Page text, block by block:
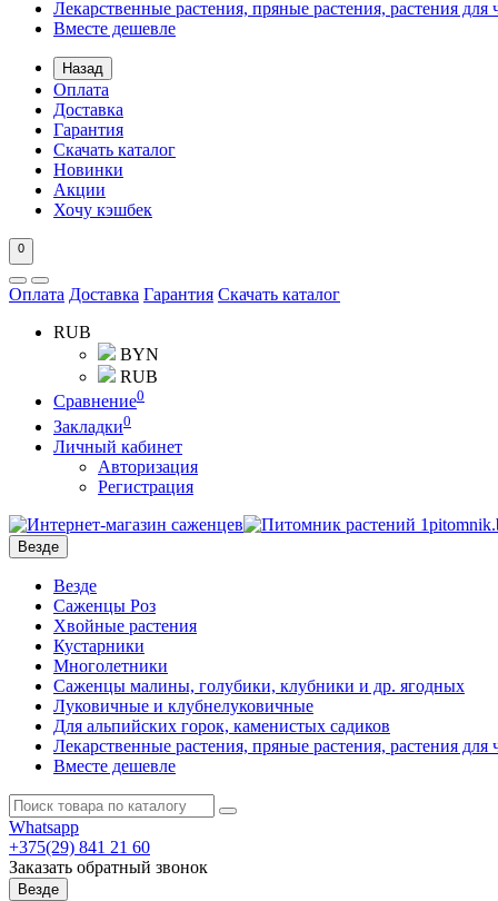
Лекарственные растения, пряные растения, растения для
Вместе дешевле
Назад
Оплата
Доставка
Гарантия
Скачать каталог
Новинки
Акции
Хочу кэшбек
0
Оплата Доставка Гарантия Скачать каталог
RUB
BYN
RUB
Сравнение0
Закладки0
Личный кабинет
Авторизация
Регистрация
Везде
Везде
Саженцы Роз
Хвойные растения
Кустарники
Многолетники
Саженцы малины, голубики, клубники и др. ягодных
Луковичные и клубнелуковичные
Для альпийских горок, каменистых садиков
Лекарственные растения, пряные растения, растения для
Вместе дешевле
Whatsapp
+375(29) 841 21 60
Заказать обратный звонок
Везде